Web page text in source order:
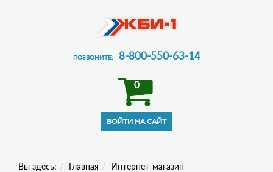
ПОЗВОНИТЕ: 8-800-550-63-14
0
Вы здесь: Главная
Интернет-магазин